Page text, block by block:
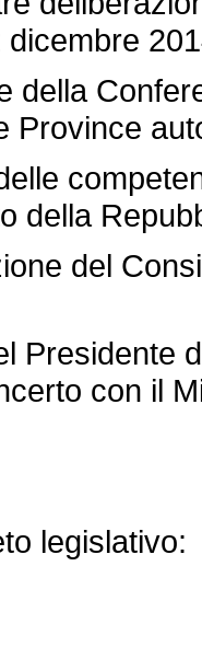
dicembre
Province
della
del
con il
legislativo: